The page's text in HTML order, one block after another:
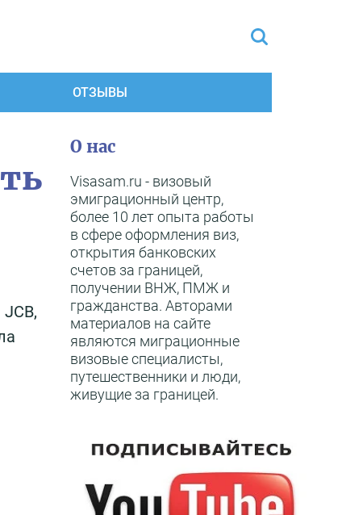
ОТЗЫВЫ
О нас
Visasam.ru - визовый
эмиграционный центр,
более 10 лет опыта работы
в сфере оформления виз,
открытия банковских
счетов за границей,
получении ВНЖ, ПМЖ и
гражданства. Авторами
материалов на сайте
являются миграционные
визовые специалисты,
путешественники и люди,
живущие за границей.